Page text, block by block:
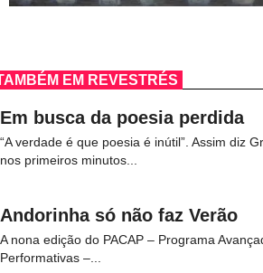
EM REVESTRÉS
Em busca da poesia perdida
“A verdade é que poesia é inútil”. Assim diz
nos primeiros minutos...
Andorinha só não faz Verão
A nona edição do PACAP – Programa
Performativas –...